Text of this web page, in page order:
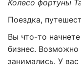
Колесо фортуны
Поездка,
Вы что-то
бизнес.
занимались. У